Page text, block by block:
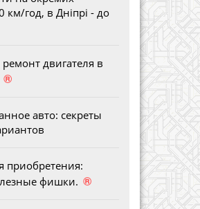
км/год, в Дніпрі - до
двигателя в
®
авто: секреты
приобретения:
фишки. ®